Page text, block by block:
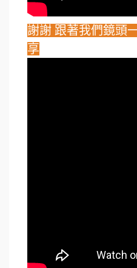
謝謝 跟著我們鏡頭
享